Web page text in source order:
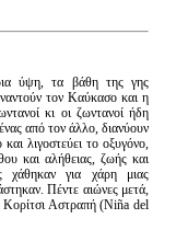
ύψη, τα βάθη της γης
τον Καύκασο και η
κι οι ζωντανοί ήδη
από τον άλλο, διανύουν
λιγοστεύει το οξυγόνο,
και αλήθειας, ζωής και
χάθηκαν για χάρη μιας
Πέντε αιώνες μετά,
Αστραπή (Niña del